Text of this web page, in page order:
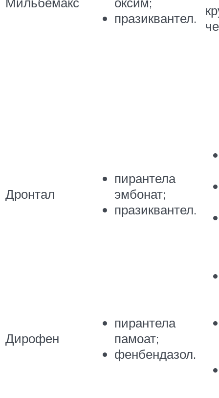
празиквантел.
Дронтал
пирантела
эмбонат;
празиквантел.
Дирофен
пирантела
памоат;
фенбендазол.